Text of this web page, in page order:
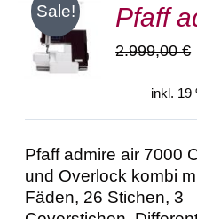
Sale!
DETAILS
Pfaff
2.999,00€
inkl. 19
Pfaff admire air 7000
und Overlock kombi
Fäden, 26 Stichen, 3